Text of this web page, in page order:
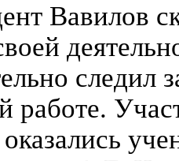
Вавилов
следил
работе.
оказались